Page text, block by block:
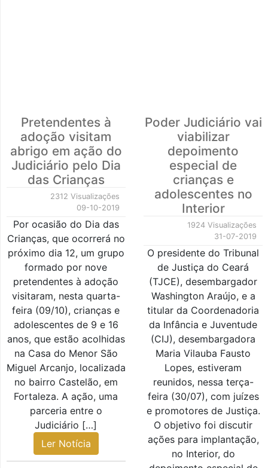
Pretendentes à
adoção visitam
abrigo em ação do
Judiciário pelo Dia
das Crianças
2312 Visualizações
09-10-2019
Por ocasião do Dia das
Crianças, que ocorrerá no
próximo dia 12, um grupo
formado por nove
pretendentes à adoção
visitaram, nesta quarta-
feira (09/10), crianças e
adolescentes de 9 e 16
anos, que estão acolhidas
na Casa do Menor São
Miguel Arcanjo, localizada
no bairro Castelão, em
Fortaleza. A ação, uma
parceria entre o
Judiciário […]
Ler Notícia
Poder Judiciário vai
viabilizar
depoimento
especial de
crianças e
adolescentes no
Interior
1924 Visualizações
31-07-2019
O presidente do Tribunal
de Justiça do Ceará
(TJCE), desembargador
Washington Araújo, e a
titular da Coordenadoria
da Infância e Juventude
(CIJ), desembargadora
Maria Vilauba Fausto
Lopes, estiveram
reunidos, nessa terça-
feira (30/07), com juízes
e promotores de Justiça.
O objetivo foi discutir
ações para implantação,
no Interior, do